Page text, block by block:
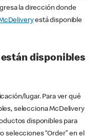
la dirección donde
está disponible
disponibles
lugar. Para ver qué
selecciona McDelivery
disponibles para
selecciones “Order” en el